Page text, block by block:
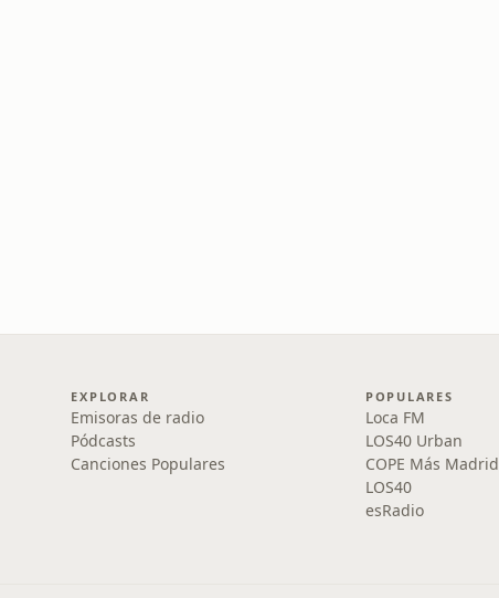
EXPLORAR
Emisoras de radio
Pódcasts
Canciones Populares
POPULARES
Loca FM
LOS40 Urban
COPE Más Madrid
LOS40
esRadio